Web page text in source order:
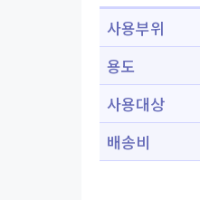
사용부위
용도
사용대상
배송비